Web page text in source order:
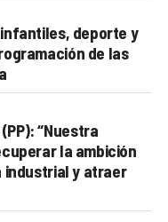
deporte y
de las
“Nuestra
la ambición
industrial y atraer